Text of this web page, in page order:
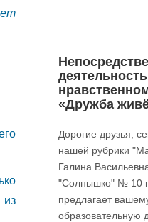
«Дружба
Дорогие друзья,
нашей рубрики
Галина
"Солнышко" № 10
предлагает
образовательную